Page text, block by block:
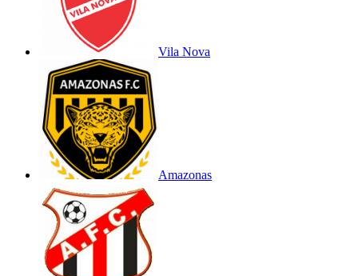
Vila Nova
Amazonas